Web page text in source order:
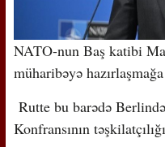
NATO-nun Baş katibi
müharibəyə hazırlaşmağa
Rutte bu barədə
Konfransının